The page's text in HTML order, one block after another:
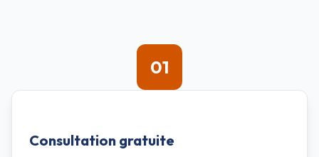
01
Consultation gratuite